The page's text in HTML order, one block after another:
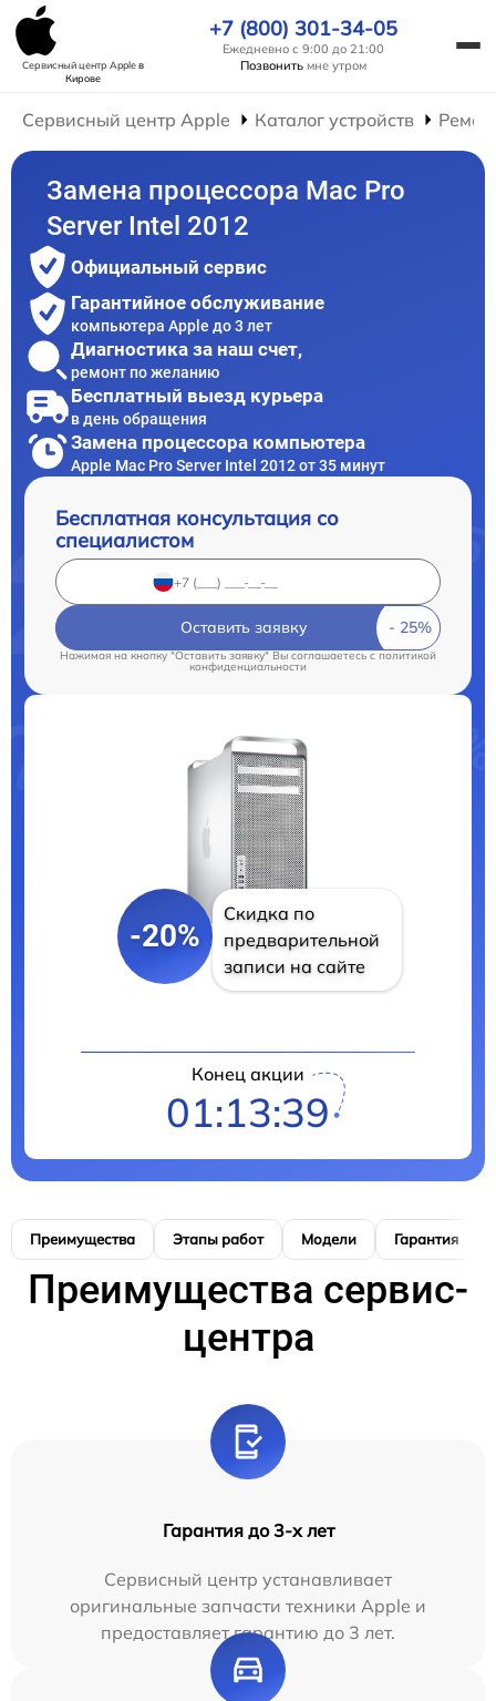
Сервисный центр Appleв
Кирове
+7 (800) 301-34-05
Ежедневно с 9:00 до 21:00
Позвонить мне утром
Сервисный центр Apple Каталог устройств
Замена процессора Mac Pro
Server Intel 2012
Официальный сервис
Гарантийное обслуживание
компьютера Apple до 3 лет
Диагностика за наш счет,
ремонт по желанию
Бесплатный выезд курьера
в день обращения
Замена процессора компьютера
Apple Mac Pro Server Intel 2012 от 35 минут
Бесплатная консультация со
специалистом
Оставить заявку
Нажимая на кнопку "Оставить заявку" Вы соглашаетесь cполитикой
конфиденциальности
-20%
Скидка по
предварительной
записи на сайте
Конец акции
01:13:38
Преимущества Этапы работ Модели Гарантия
Преимущества сервис-
центра
Гарантия до 3-х лет
Сервисный центр устанавливает
оригинальные запчасти техники Apple и
предоставляет гарантию до 3 лет.